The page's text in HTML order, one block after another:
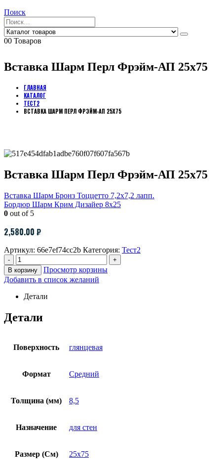
Поиск
00 Товаров
Вставка Шарм Перл Фрэйм-АП 25х75
ГЛАВНАЯ
КАТАЛОГ
ТЕСТ2
ВСТАВКА ШАРМ ПЕРЛ ФРЭЙМ-АП 25Х75
Вставка Шарм Перл Фрэйм-АП 25х75
Вставка Шарм Бронз Тоццетто 7,2х7,2 лапп.
Бордюр Шарм Крим Дизайер 8х25
0 out of 5
2,580.00 ₽
Артикул: 66e7ef74cc2b Категория: Тест2
-
+
В корзину
Просмотр корзины
Добавить в список желаний
Детали
Детали
Поверхность глянцевая
Формат Средний
Толщина (мм) 8,5
Назначение для стен
Размер (См) 25х75